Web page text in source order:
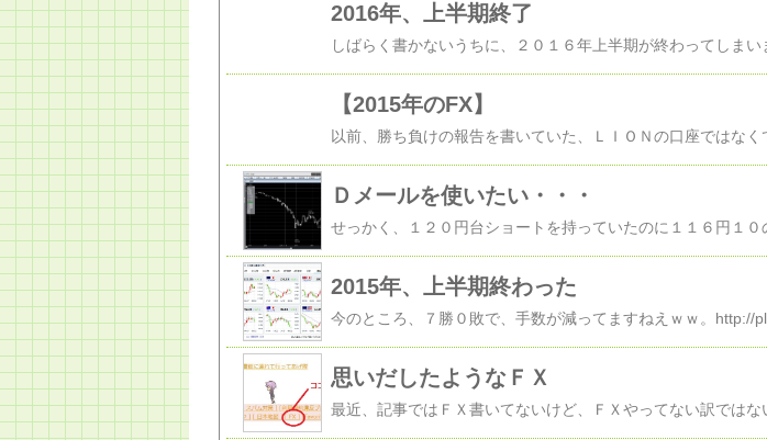
2016年、上半期終了
【2015年のFX】
Ｄメールを使いたい・・・
2015年、上半期終わった
思いだしたようなＦＸ